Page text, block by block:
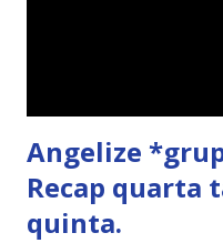
Angelize
Recap quarta
quinta.